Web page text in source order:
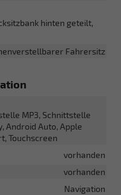
hinten geteilt,
Fahrersitz
MP3, Schnittstelle
Android Auto, Apple
Touchscreen
vorhanden
vorhanden
Navigation